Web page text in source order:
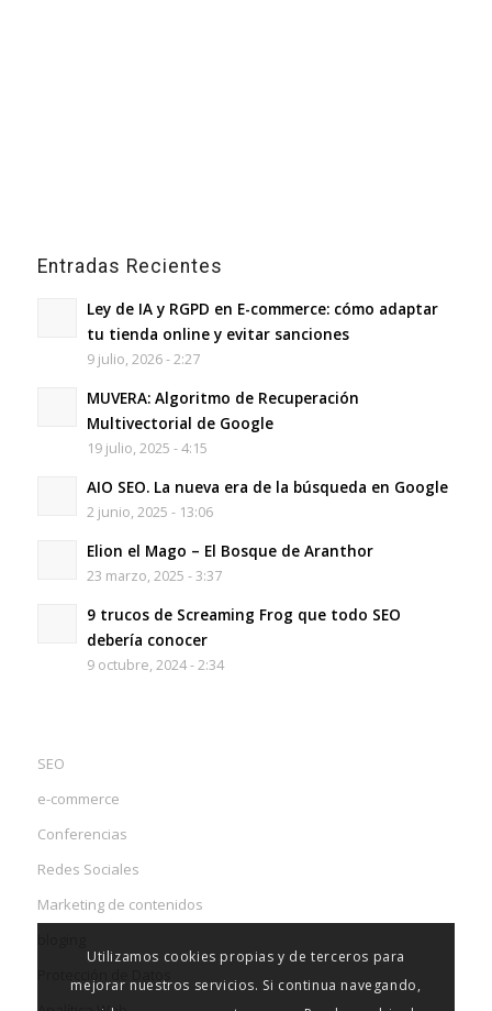
Entradas Recientes
Ley de IA y RGPD en E-commerce: cómo adaptar
tu tienda online y evitar sanciones
9 julio, 2026 - 2:27
MUVERA: Algoritmo de Recuperación
Multivectorial de Google
19 julio, 2025 - 4:15
AIO SEO. La nueva era de la búsqueda en Google
2 junio, 2025 - 13:06
Elion el Mago – El Bosque de Aranthor
23 marzo, 2025 - 3:37
9 trucos de Screaming Frog que todo SEO
debería conocer
9 octubre, 2024 - 2:34
SEO
e-commerce
Conferencias
Redes Sociales
Marketing de contenidos
Utilizamos cookies propias y de terceros para
mejorar nuestros servicios. Si continua navegando,